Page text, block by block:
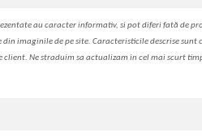
au caracter informativ, si pot diferi fată de
din imaginile de pe site. Caracteristicile descrise
client. Ne straduim sa actualizam in cel mai scurt